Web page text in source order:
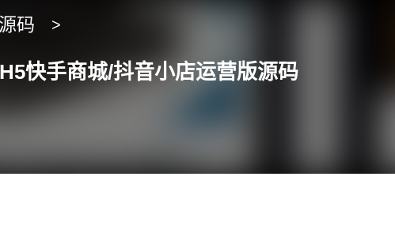
码 >
快手商城/抖音小店运营版源码